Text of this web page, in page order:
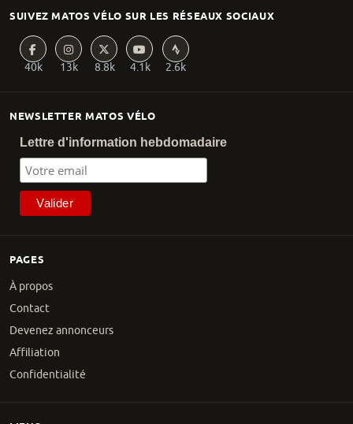
PAGES
À propos
Contact
Devenez annonceurs
Affiliation
Confidentialité
NEWSLETTER MATOS VÉLO
Lettre d'information hebdomadaire
SUIVEZ MATOS VÉLO SUR LES RÉSEAUX SOCIAUX
40k 13k 8.8k 4.1k 2.6k